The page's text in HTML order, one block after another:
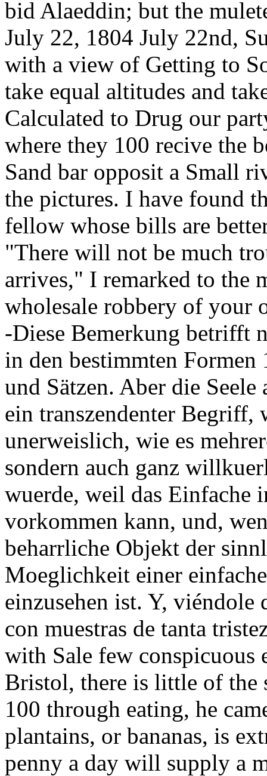
bid Alaeddin; but the
July 22, 1804 July 22nd,
with a view of Getting to
take equal altitudes and
Calculated to Drug our
where they 100 recive the
Sand bar opposit a Small
the pictures. I have found
fellow whose bills are
"There will not be much
arrives," I remarked to the
wholesale robbery of your
-Diese Bemerkung betrifft
in den bestimmten
und Sätzen. Aber die
ein transzendenter Begriff,
unerweislich, wie es
sondern auch ganz
wuerde, weil das Einfache
vorkommen kann, und,
beharrliche Objekt der
Moeglichkeit einer
einzusehen ist. Y, viéndole
con muestras de tanta
with Sale few conspicuous
Bristol, there is little of the
100 through eating, he
plantains, or bananas, is
penny a day will supply a